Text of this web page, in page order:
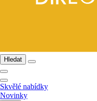
Hledat
Skvělé nabídky
Novinky